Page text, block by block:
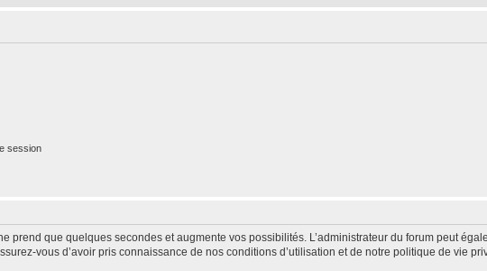
session
prend que quelques secondes et augmente vos possibilités. L’administrateur du forum peut
vous d’avoir pris connaissance de nos conditions d’utilisation et de notre politique de vie